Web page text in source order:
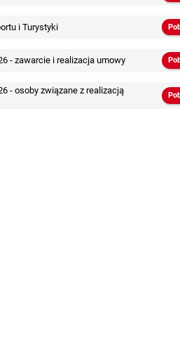
i Turystyki
- zawarcie i realizacja umowy
- osoby związane z realizacją